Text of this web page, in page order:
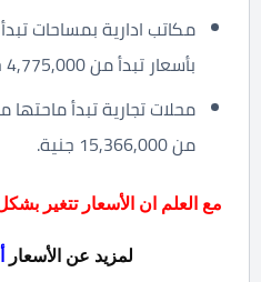
بأسعار تبدأ من 4,775,000 جنية.
من 15,366,000 جنية.
مع العلم ان الأسعار تتغير
لمزيد عن الأسعار